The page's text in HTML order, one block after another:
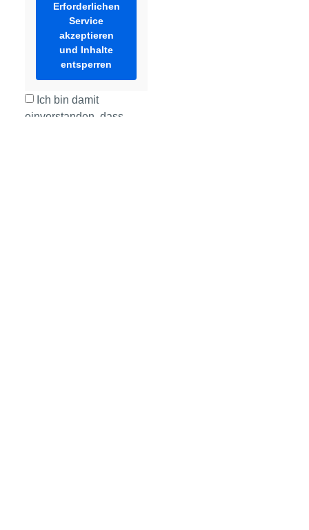
Erforderlichen
Service
akzeptieren
und Inhalte
entsperren
Ich bin damit
einverstanden, dass